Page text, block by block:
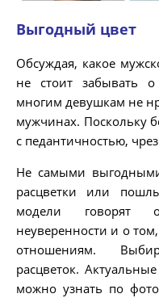
Выгодный цвет
Обсуждая, какое
не стоит забывать
многим девушкам не
мужчинах. Поскольку
с педантичностью,
Не самыми выгодными
расцветки или
модели говорят
неуверенности и о
отношениям.
расцветок.
можно узнать по